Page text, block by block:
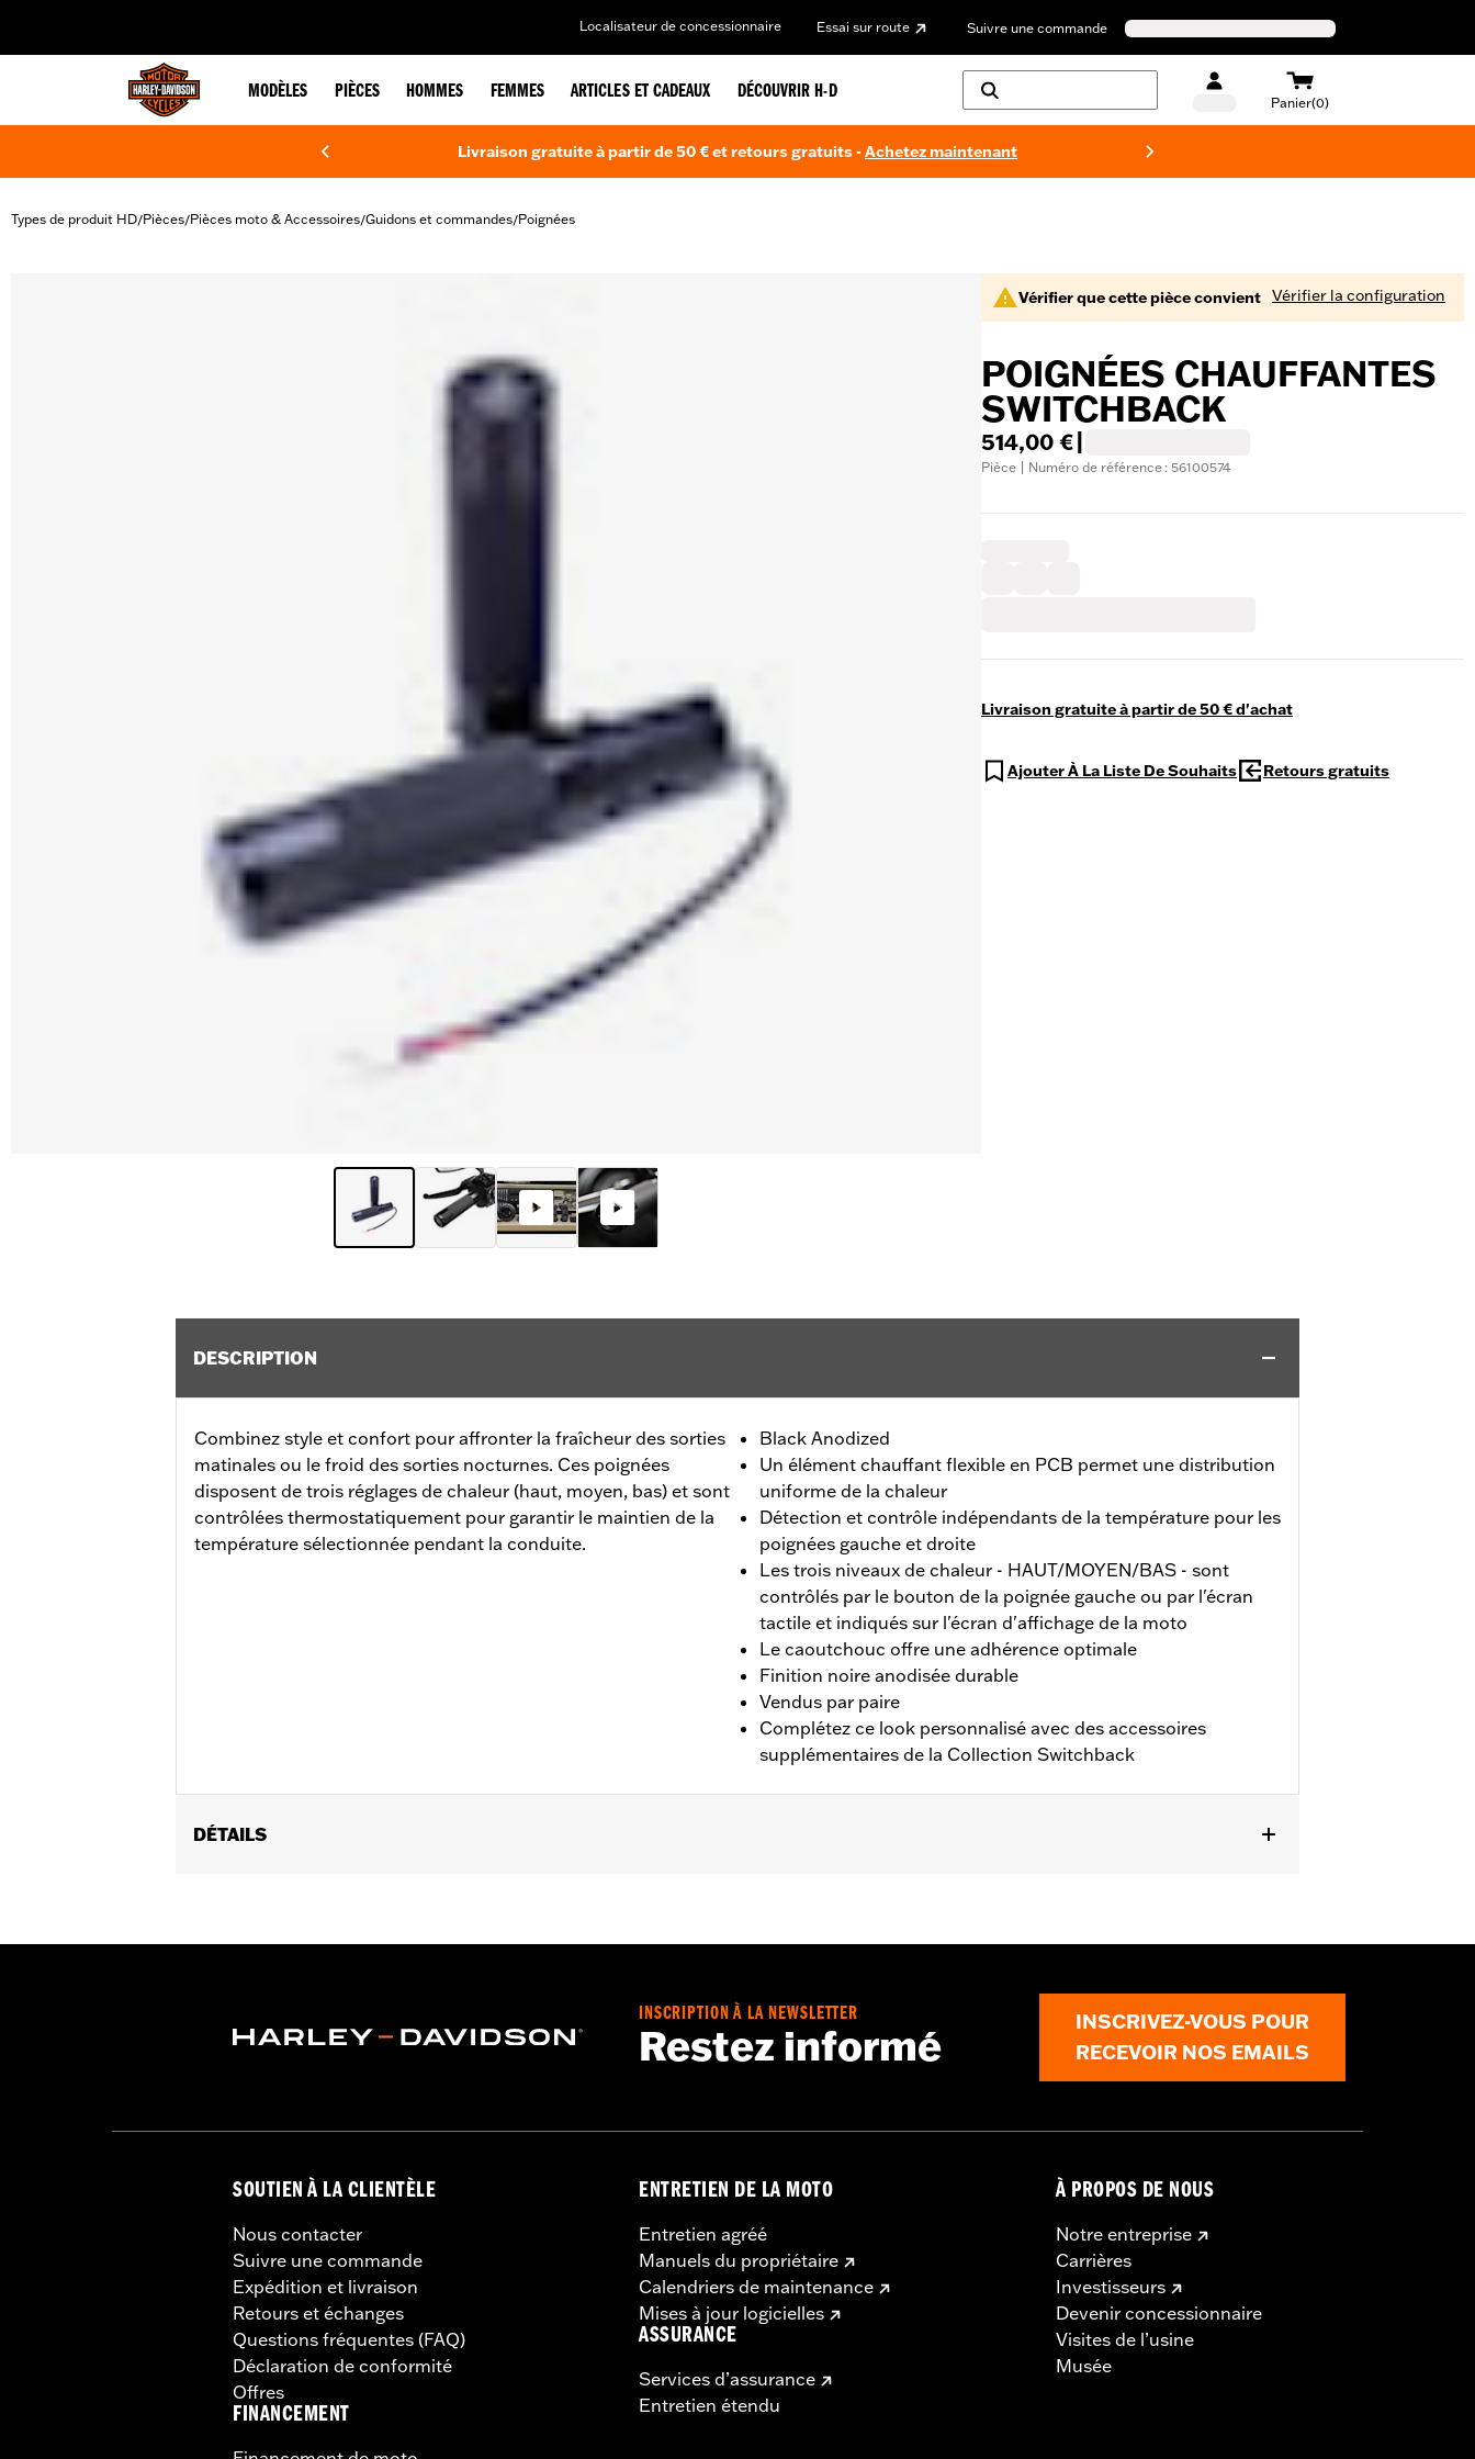
Localisateur de concessionnaire Essai sur route Suivre une commande
MODÈLES PIÈCES HOMMES FEMMES ARTICLES ET CADEAUX DÉCOUVRIR H-D
Panier(0)
Livraison gratuite à partir de 50 € et retours gratuits -Achetez maintenant
Types de produit HD/Pièces/Pièces moto & Accessoires/Guidons et commandes/Poignées
Vérifier que cette pièce convient Vérifier la configuration
POIGNÉES CHAUFFANTES
SWITCHBACK
514,00 €
Pièce | Numéro de référence : 56100574
Livraison gratuite à partir de 50 € d'achat
Ajouter À La Liste De Souhaits Retours gratuits
DESCRIPTION
Combinez style et confort pour affronter la fraîcheur des sorties
matinales ou le froid des sorties nocturnes. Ces poignées
disposent de trois réglages de chaleur (haut, moyen, bas) et sont
contrôlées thermostatiquement pour garantir le maintien de la
température sélectionnée pendant la conduite.
Black Anodized
Un élément chauffant flexible en PCB permet une distribution
uniforme de la chaleur
Détection et contrôle indépendants de la température pour les
poignées gauche et droite
Les trois niveaux de chaleur - HAUT/MOYEN/BAS - sont
contrôlés par le bouton de la poignée gauche ou par l'écran
tactile et indiqués sur l'écran d'affichage de la moto
Le caoutchouc offre une adhérence optimale
Finition noire anodisée durable
Vendus par paire
Complétez ce look personnalisé avec des accessoires
supplémentaires de la Collection Switchback
DÉTAILS
Street Glide et Road Glide 2024 peut nécessiter une mise à jour Digital Technician par un concessionnaire Harley-Davidson, voir votre
Diamètre:1.5
INSCRIPTION À LA NEWSLETTER
Restez informé
INSCRIVEZ-VOUS POUR
RECEVOIR NOS EMAILS
SOUTIEN À LA CLIENTÈLE
Nous contacter
Suivre une commande
Expédition et livraison
Retours et échanges
Questions fréquentes (FAQ)
Déclaration de conformité
Offres
FINANCEMENT
ENTRETIEN DE LA MOTO
Entretien agréé
Manuels du propriétaire
Calendriers de maintenance
Mises à jour logicielles
ASSURANCE
Services d’assurance
Entretien étendu
À PROPOS DE NOUS
Notre entreprise
Carrières
Investisseurs
Devenir concessionnaire
Visites de l’usine
Musée